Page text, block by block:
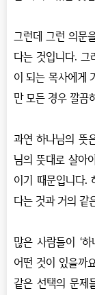
그런데 그런 의문
다는 것입니다. 그
이 되는 목사에게
만 모든 경우 깔끔
과연 하나님의 뜻
님의 뜻대로 살아
이기 때문입니다.
다는 것과 거의 같
많은 사람들이 ‘
어떤 것이 있을까
같은 선택의 문제